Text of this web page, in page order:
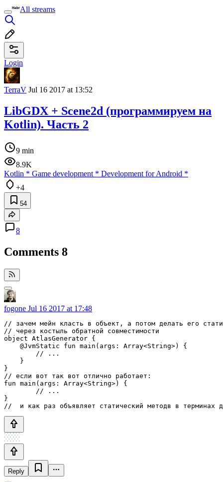
All streams
Login
TerraV Jul 16 2017 at 13:52
LibGDX + Scene2d (программируем на
Kotlin). Часть 2
9 min
8.9K
Kotlin * Game development * Development for Android *
+4
54
8
Comments 8
fogone Jul 16 2017 at 17:48
// зачем мейн класть в объект, а потом делать его
// через костыль обратной совместимости
object AtlasGenerator {
    @JvmStatic fun main(args: Array<String>) {
        // ...
    }
}
// если вот так вот отлично работает:
fun main(args: Array<String>) {
        // ...
}
Reply